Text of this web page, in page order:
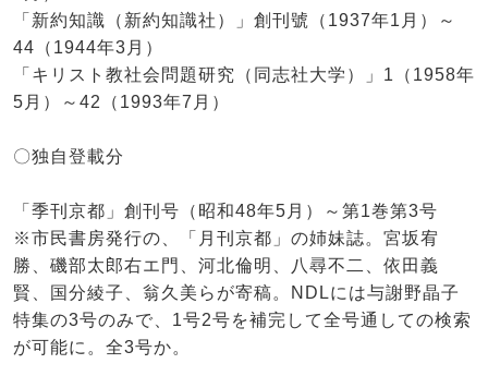
「新約知識（新約知識社）」創刊號（1937年1月）～
44（1944年3月）
「キリスト教社会問題研究（同志社大学）」1（1958年
5月）～42（1993年7月）
〇独自登載分
「季刊京都」創刊号（昭和48年5月）～第1巻第3号
※市民書房発行の、「月刊京都」の姉妹誌。宮坂宥
勝、磯部太郎右エ門、河北倫明、八尋不二、依田義
賢、国分綾子、翁久美らが寄稿。NDLには与謝野晶子
特集の3号のみで、1号2号を補完して全号通しての検索
が可能に。全3号か。